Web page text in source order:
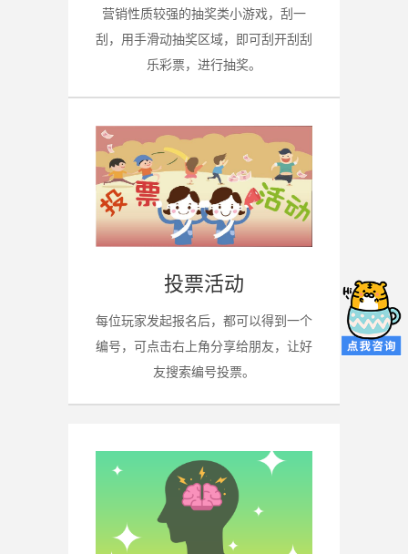
营销性质较强的抽奖类小游戏，刮一
刮，用手滑动抽奖区域，即可刮开刮刮
乐彩票，进行抽奖。
投票活动
每位玩家发起报名后，都可以得到一个
编号，可点击右上角分享给朋友，让好
友搜索编号投票。